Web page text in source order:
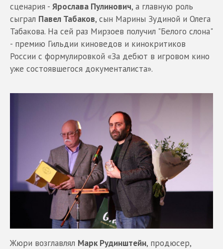
сценария - Ярослава Пулинович, а главную роль
сыграл Павел Табаков, сын Марины Зудиной и Олега
Табакова. На сей раз Мирзоев получил "Белого слона"
- премию Гильдии киноведов и кинокритиков
России с формулировкой «За дебют в игровом кино
уже состоявшегося документалиста».
Жюри возглавлял Марк Рудинштейн, продюсер,